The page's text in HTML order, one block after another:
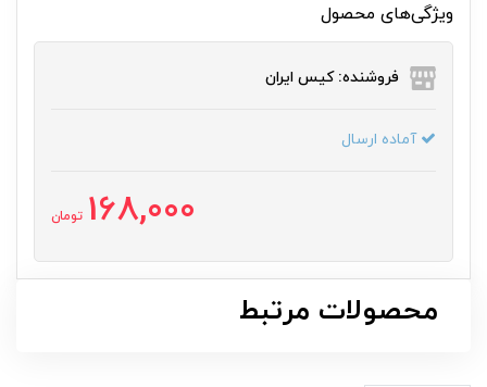
ویژگی‌های محصول
فروشنده: کیس ایران
آماده ارسال
168,000 تومان
محصولات مرتبط